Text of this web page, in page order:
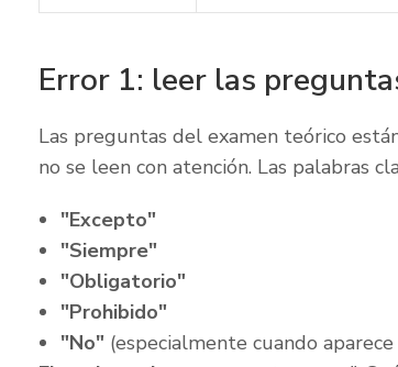
Error 1: leer las
Las preguntas del examen teórico
no se leen con atención. Las palabras
"Excepto"
"Siempre"
"Obligatorio"
"Prohibido"
"No" (especialmente cuando